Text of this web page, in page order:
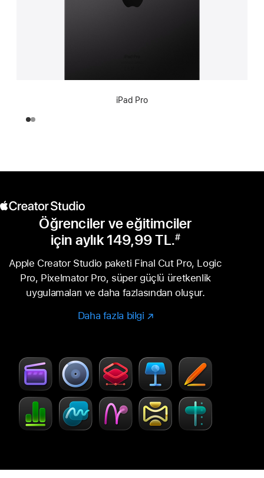
iPad Pro
Öğrenciler ve eğitimciler
için aylık 149,99 TL.
Dipnot
#
Apple Creator Studio paketi Final Cut Pro, Logic
Pro, Pixelmator Pro, süper güçlü üretkenlik
uygulamaları ve daha fazlasından oluşur.
Daha fazla bilgi Daha
edinin
-
Creator
Studio
(Yeni